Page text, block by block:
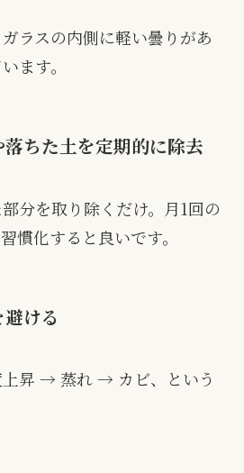
ラスの内側に軽い曇りがあ
ます。
ちた土を定期的に除去
分を取り除くだけ。月1回の
慣化すると良いです。
ける
昇 → 蒸れ → カビ、という